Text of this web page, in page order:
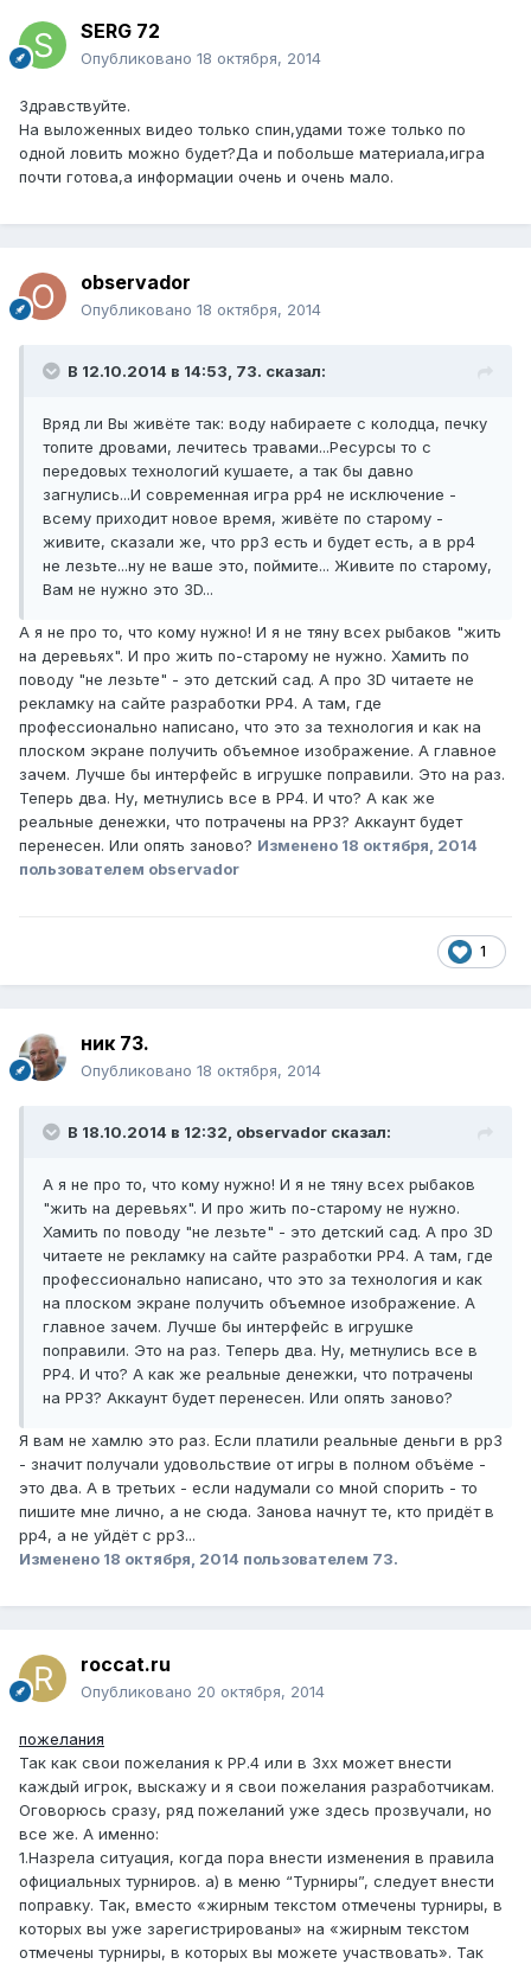
SERG 72
Опубликовано 18 октября, 2014
Здравствуйте.
На выложенных видео только спин,удами тоже только по
одной ловить можно будет?Да и побольше материала,игра
почти готова,а информации очень и очень мало.
observador
Опубликовано 18 октября, 2014
В 12.10.2014 в 14:53, 73. сказал:
Вряд ли Вы живёте так: воду набираете с колодца, печку
топите дровами, лечитесь травами...Ресурсы то с
передовых технологий кушаете, а так бы давно
загнулись...И современная игра рр4 не исключение -
всему приходит новое время, живёте по старому -
живите, сказали же, что рр3 есть и будет есть, а в рр4
не лезьте...ну не ваше это, поймите... Живите по старому,
Вам не нужно это 3D...
А я не про то, что кому нужно! И я не тяну всех рыбаков "жить
на деревьях". И про жить по-старому не нужно. Хамить по
поводу "не лезьте" - это детский сад. А про 3D читаете не
рекламку на сайте разработки РР4. А там, где
профессионально написано, что это за технология и как на
плоском экране получить объемное изображение. А главное
зачем. Лучше бы интерфейс в игрушке поправили. Это на раз.
Теперь два. Ну, метнулись все в РР4. И что? А как же
реальные денежки, что потрачены на РР3? Аккаунт будет
перенесен. Или опять заново? Изменено 18 октября, 2014
пользователем observador
1
ник 73.
Опубликовано 18 октября, 2014
В 18.10.2014 в 12:32, observador сказал:
А я не про то, что кому нужно! И я не тяну всех рыбаков
"жить на деревьях". И про жить по-старому не нужно.
Хамить по поводу "не лезьте" - это детский сад. А про 3D
читаете не рекламку на сайте разработки РР4. А там, где
профессионально написано, что это за технология и как
на плоском экране получить объемное изображение. А
главное зачем. Лучше бы интерфейс в игрушке
поправили. Это на раз. Теперь два. Ну, метнулись все в
РР4. И что? А как же реальные денежки, что потрачены
на РР3? Аккаунт будет перенесен. Или опять заново?
Я вам не хамлю это раз. Если платили реальные деньги в рр3
- значит получали удовольствие от игры в полном объёме -
это два. А в третьих - если надумали со мной спорить - то
пишите мне лично, а не сюда. Занова начнут те, кто придёт в
рр4, а не уйдёт с рр3...
Изменено 18 октября, 2014 пользователем 73.
roccat.ru
Опубликовано 20 октября, 2014
пожелания
Так как свои пожелания к РР.4 или в 3хх может внести
каждый игрок, выскажу и я свои пожелания разработчикам.
Оговорюсь сразу, ряд пожеланий уже здесь прозвучали, но
все же. А именно:
1.Назрела ситуация, когда пора внести изменения в правила
официальных турниров. а) в меню “Турниры”, следует внести
поправку. Так, вместо «жирным текстом отмечены турниры, в
которых вы уже зарегистрированы» на «жирным текстом
отмечены турниры, в которых вы можете участвовать». Так